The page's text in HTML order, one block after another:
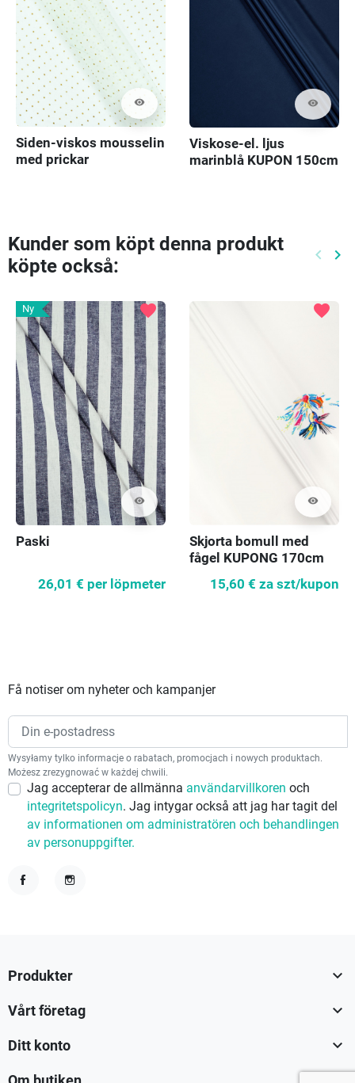
visibility
Siden-viskos mousselin
med prickar
visibility
Viskose-el. ljus
marinblå KUPON 150cm
Kunder som köpt denna produkt
köpte också:
keyboard_arrow_left keyboard_arrow_right
Ny
visibility
favorite
Paski
26,01 € per löpmeter
visibility
favorite
Skjorta bomull med
fågel KUPONG 170cm
15,60 € za szt/kupon
Få notiser om nyheter och kampanjer
Wysyłamy tylko informacje o rabatach, promocjach i nowych produktach.
Możesz zrezygnować w każdej chwili.
Jag accepterar de allmänna användarvillkoren och
integritetspolicyn. Jag intygar också att jag har tagit del
av informationen om administratören och behandlingen
av personuppgifter.
Produkter 
Vårt företag 
Ditt konto 